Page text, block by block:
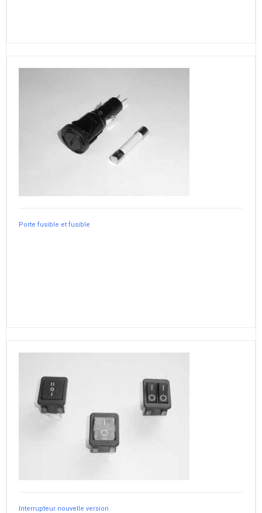
Porte fusible et fusible
Interrupteur nouvelle version